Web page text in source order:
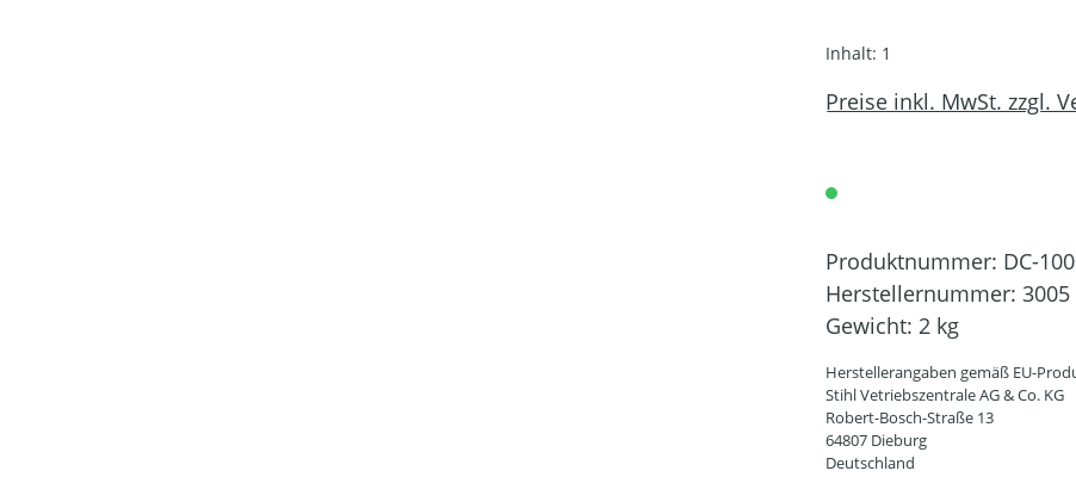
Inhalt: 1
Preise inkl. MwSt. zzgl.
Produktnummer: DC-
Herstellernummer: 3005
Gewicht: 2 kg
Herstellerangaben gemäß EU-
Stihl Vetriebszentrale AG & Co. KG
Robert-Bosch-Straße 13
64807 Dieburg
Deutschland